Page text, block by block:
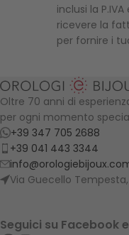
inclusi la
ricevere la
per fornire i
Oltre 70 anni di
per ogni momento
+39 347 705 2688
+39 041 443 3344
Via Guecello Tempesta,
Seguici su Facebook